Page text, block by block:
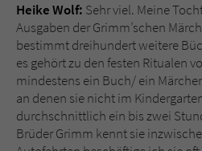
Heike Wolf: Sehr viel. Meine
Ausgaben der Grimm’schen
bestimmt dreihundert weitere
es gehört zu den festen Ritualen
mindestens ein Buch/ ein
an denen sie nicht im
durchschnittlich ein bis zwei
Brüder Grimm kennt sie